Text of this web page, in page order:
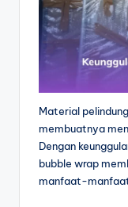
Material
membuatnya
Dengan
bubble wrap
manfaat-manfaat